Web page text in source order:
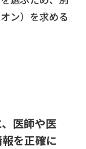
ン）を求める
医師や医
を正確に